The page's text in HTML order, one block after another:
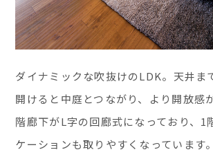
ダイナミックな吹抜けのLDK。天井ま
開けると中庭とつながり、より開放感
階廊下がL字の回廊式になっており、1
ケーションも取りやすくなっています。